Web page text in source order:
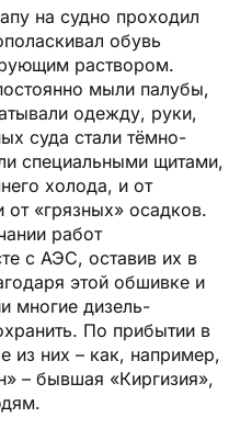
на судно проходил
обувь
раствором.
мыли палубы,
одежду, руки,
суда стали тёмно-
специальными щитами,
холода, и от
от «грязных» осадков.
работ
с АЭС, оставив их в
этой обшивке и
многие дизель-
По прибытии в
из них – как, например,
– бывшая «Киргизия»,